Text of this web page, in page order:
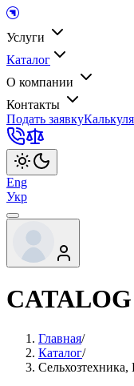
Услуги
Каталог
О компании
Контакты
Подать заявку
Eng
Укр
Главная/
Каталог/